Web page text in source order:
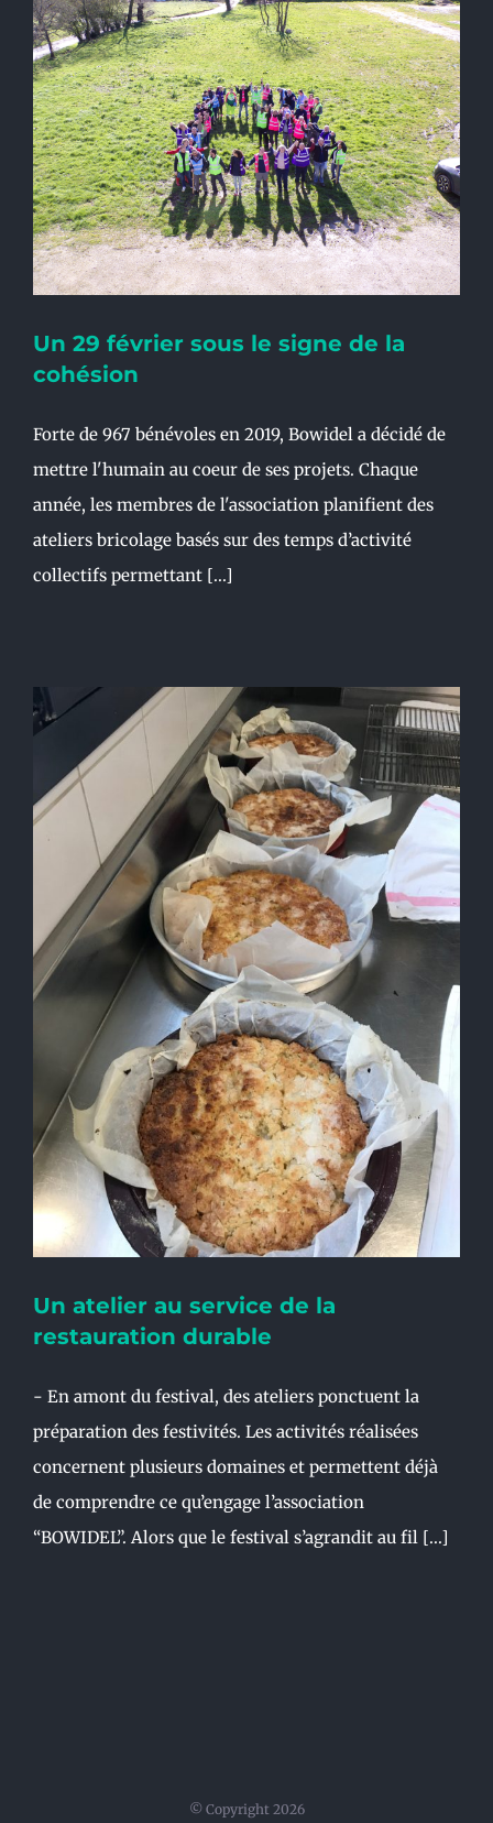
Un 29 février sous le signe de la
cohésion
Forte de 967 bénévoles en 2019, Bowidel a décidé de
mettre l'humain au coeur de ses projets. Chaque
année, les membres de l'association planifient des
ateliers bricolage basés sur des temps d’activité
collectifs permettant [...]
Un atelier au service de la
restauration durable
- En amont du festival, des ateliers ponctuent la
préparation des festivités. Les activités réalisées
concernent plusieurs domaines et permettent déjà
de comprendre ce qu’engage l’association
“BOWIDEL”. Alors que le festival s’agrandit au fil [...]
© Copyright 2026